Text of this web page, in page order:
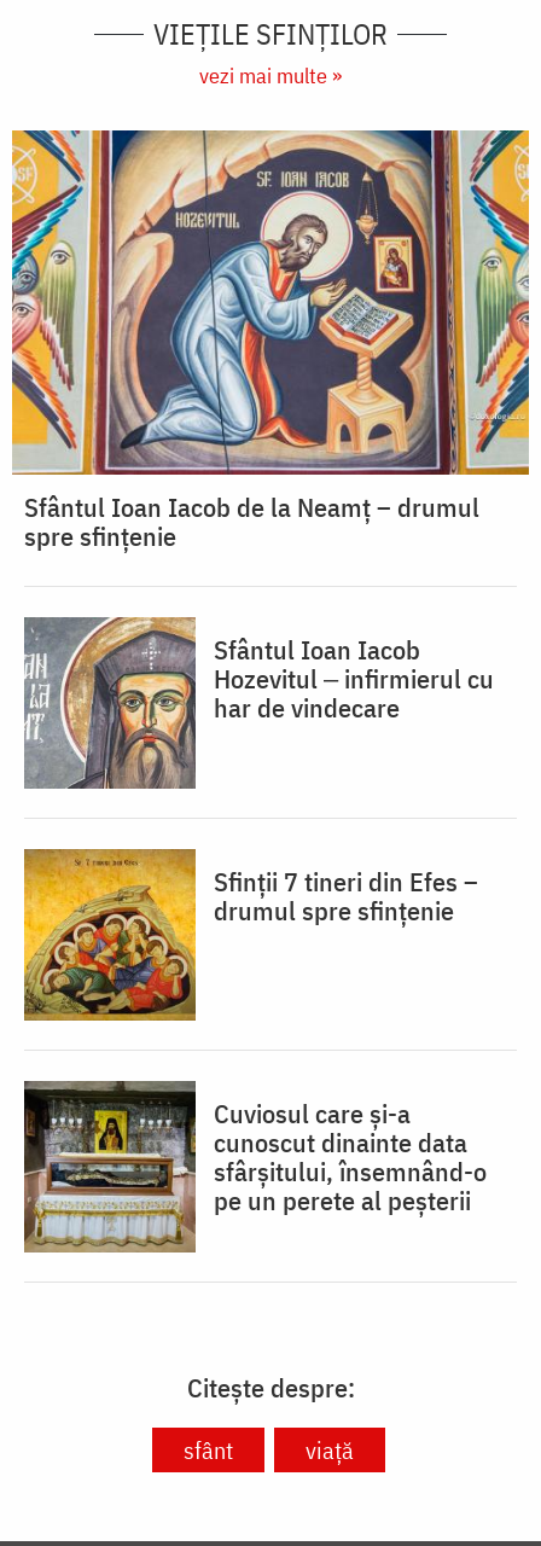
VIEŢILE SFINŢILOR
vezi mai multe »
Sfântul Ioan Iacob de la Neamț – drumul
spre sfințenie
Sfântul Ioan Iacob
Hozevitul ‒ infirmierul cu
har de vindecare
Sfinții 7 tineri din Efes –
drumul spre sfințenie
Cuviosul care și-a
cunoscut dinainte data
sfârșitului, însemnând-o
pe un perete al peșterii
Citește despre:
sfânt viață